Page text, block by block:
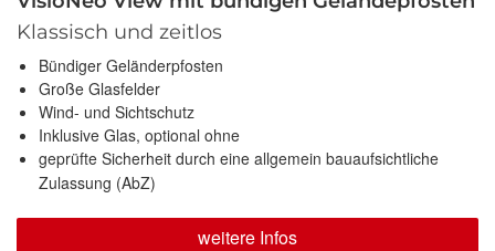
Klassisch und zeitlos
Bündiger Geländerpfosten
Große Glasfelder
Wind- und Sichtschutz
Inklusive Glas, optional ohne
geprüfte Sicherheit durch eine allgemein bauaufsichtliche
Zulassung (AbZ)
weitere Infos